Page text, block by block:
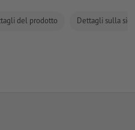
del prodotto Dettagli sulla